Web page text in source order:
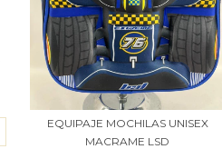
EQUIPAJE MOCHILAS UNISEX
MACRAME LSD